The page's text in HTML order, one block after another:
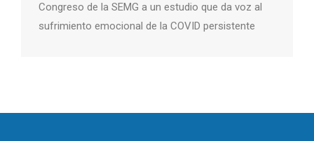
Congreso de la SEMG a un estudio que da voz al
sufrimiento emocional de la COVID persistente